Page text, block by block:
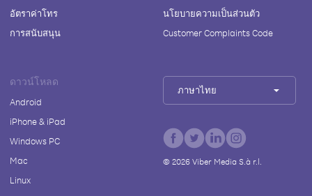
อัตราค่าโทร
การสนับสนุน
นโยบายความเป็นส่วนตัว
Customer Complaints Code
ดาวน์โหลด
Android
iPhone & iPad
Windows PC
Mac
Linux
ภาษาไทย
© 2026Viber Media S.à r.l.